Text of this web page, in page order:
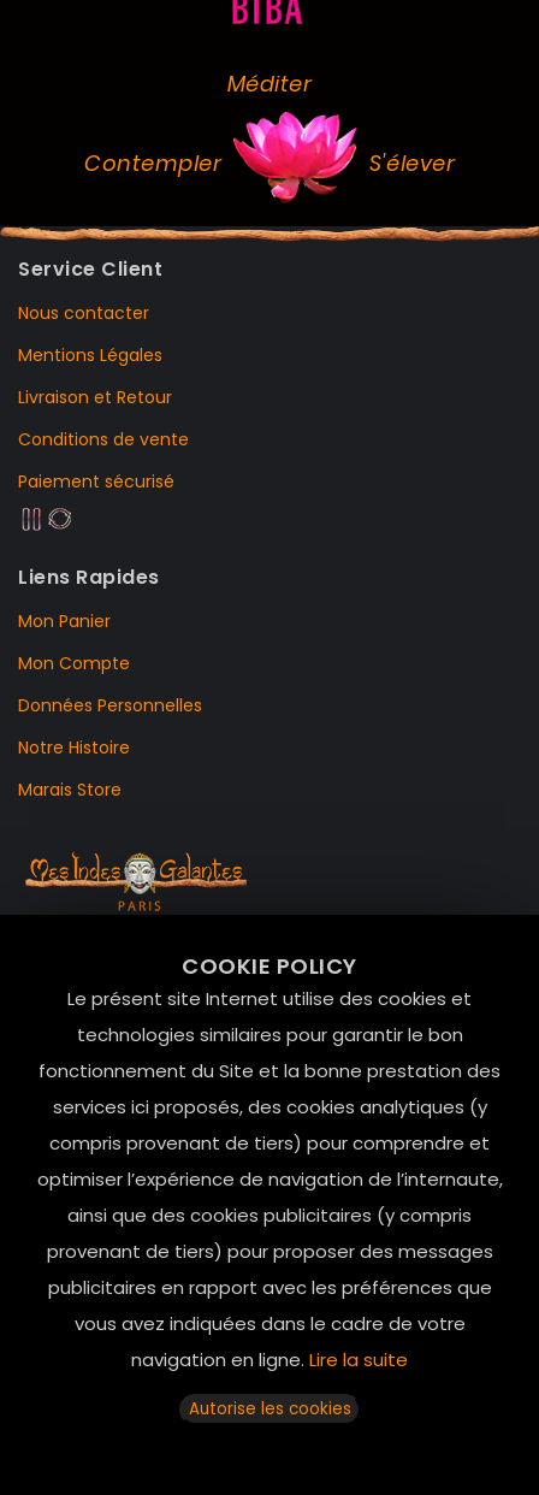
COOKIE POLICY
Le présent site Internet utilise des cookies et
technologies similaires pour garantir le bon
fonctionnement du Site et la bonne prestation des
services ici proposés, des cookies analytiques (y
compris provenant de tiers) pour comprendre et
optimiser l’expérience de navigation de l’internaute,
ainsi que des cookies publicitaires (y compris
provenant de tiers) pour proposer des messages
publicitaires en rapport avec les préférences que
vous avez indiquées dans le cadre de votre
navigation en ligne. Lire la suite
Autorise les cookies
Méditer
Contempler S'élever
Service Client
Nous contacter
Mentions Légales
Livraison et Retour
Conditions de vente
Paiement sécurisé
Liens Rapides
Mon Panier
Mon Compte
Données Personnelles
Notre Histoire
Marais Store
Le Marais, 75004 Paris
contact@mesindesgalantes.com
01.42.72.42.51
Horaires d’ouverture: 11h - 19h30 Du lundi au dimanche